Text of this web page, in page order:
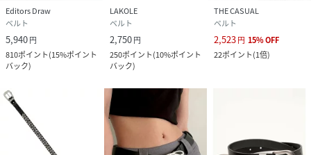
Editors Draw
ベルト
5,940円
810ポイント(15%ポイント
バック)
LAKOLE
ベルト
2,750円
250ポイント(10%ポイント
バック)
THE CASUAL
ベルト
2,523円 15%OFF
22ポイント(1倍)